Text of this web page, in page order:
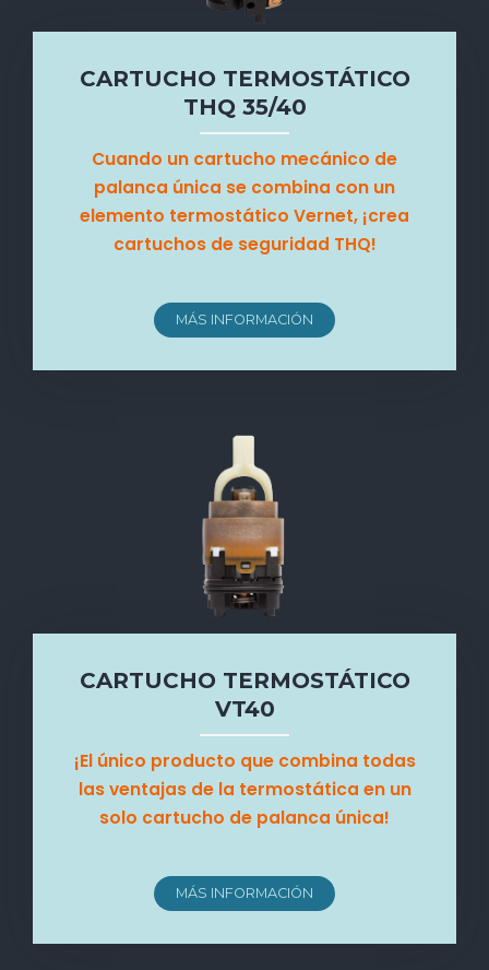
CARTUCHO TERMOSTÁTICO
THQ 35/40
Cuando un cartucho mecánico de
palanca única se combina con un
elemento termostático Vernet, ¡crea
cartuchos de seguridad THQ!
MÁS INFORMACIÓN
CARTUCHO TERMOSTÁTICO
VT40
¡El único producto que combina todas
las ventajas de la termostática en un
solo cartucho de palanca única!
MÁS INFORMACIÓN